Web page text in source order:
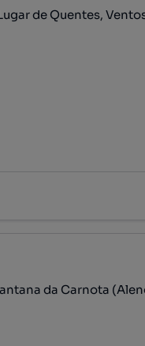
de Quentes,
da Carnota